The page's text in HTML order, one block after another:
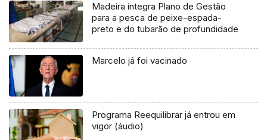
Madeira integra Plano de Gestão
para a pesca de peixe-espada-
preto e do tubarão de profundidade
Marcelo já foi vacinado
Programa Reequilibrar já entrou em
vigor (áudio)